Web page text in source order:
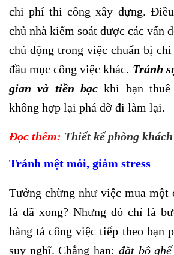
chi phí thi công xây dựng.
chủ nhà kiểm soát được các vấn
chủ động trong việc chuẩn bị
đầu mục công việc khác. Tránh
gian và tiền bạckhi bạn thuê
không hợp lại phá dỡ đi làm lại.
Đọc thêm: Thiết kế phòng
Tránh mệt mỏi, giảm stress
Tưởng chừng như việc mua một
là đã xong? Nhưng đó chỉ là
hàng tá công việc tiếp theo bạn
suy nghĩ. Chẳng hạn: đặt bộ